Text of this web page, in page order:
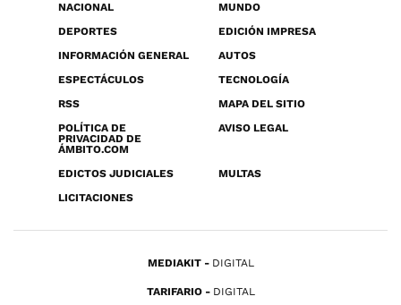
NACIONAL
MUNDO
DEPORTES
EDICIÓN IMPRESA
INFORMACIÓN GENERAL
AUTOS
ESPECTÁCULOS
TECNOLOGÍA
RSS
MAPA DEL SITIO
POLÍTICA DE
PRIVACIDAD DE
ÁMBITO.COM
AVISO LEGAL
EDICTOS JUDICIALES
MULTAS
LICITACIONES
MEDIAKIT DIGITAL
TARIFARIO DIGITAL